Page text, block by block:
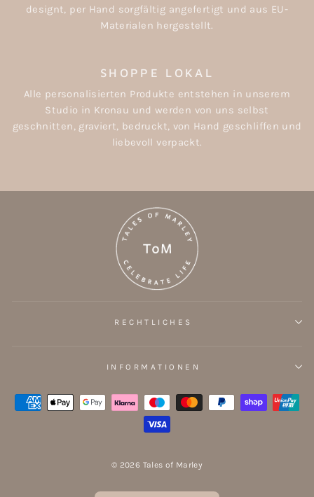
designt, per Hand sorgfältig angefertigt und aus EU-
Materialen hergestellt.
SHOPPE LOKAL
Alle personalisierten Produkte entstehen in unserem
Studio in Kronau und werden von uns selbst
geschnitten, graviert, bedruckt, von Hand geschliffen und
liebevoll verpackt.
RECHTLICHES
INFORMATIONEN
© 2026 Tales of Marley